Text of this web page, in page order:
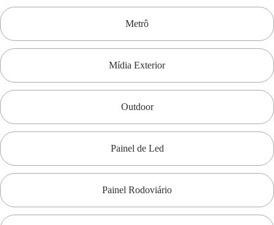
Metrô
Mídia Exterior
Outdoor
Painel de Led
Painel Rodoviário